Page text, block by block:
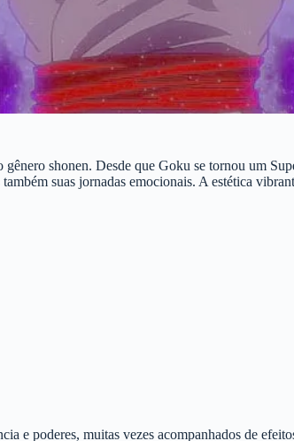
shonen. Desde que Goku se tornou um
suas jornadas emocionais. A estética
e poderes, muitas vezes acompanhados de